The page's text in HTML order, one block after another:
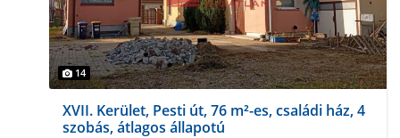
14
XVII. Kerület, Pesti út, 76 m²-es, családi ház, 4
szobás, átlagos állapotú